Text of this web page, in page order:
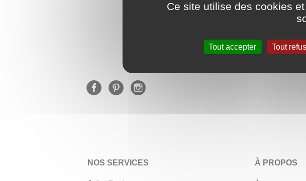
★★★★★ Évaluations
NOS SERVICES À PROPOS
Ce site utilise des cookies
Tout accepter Tout